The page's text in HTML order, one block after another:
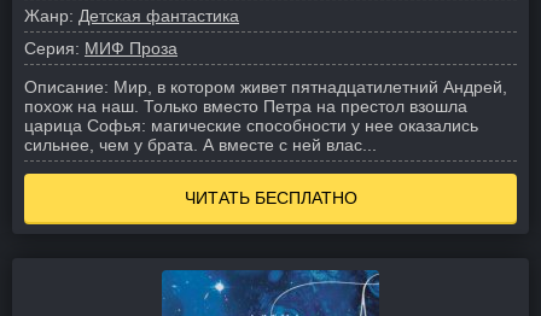
Жанр: Детская фантастика
Серия: МИФ Проза
Описание: Мир, в котором живет пятнадцатилетний Андрей,
похож на наш. Только вместо Петра на престол взошла
царица Софья: магические способности у нее оказались
сильнее, чем у брата. А вместе с ней влас...
ЧИТАТЬ БЕСПЛАТНО